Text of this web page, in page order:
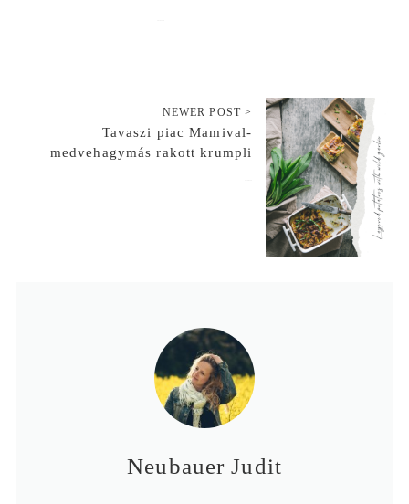
NEWER POST >
Tavaszi piac Mamival-
medvehagymás rakott krumpli
Neubauer Judit